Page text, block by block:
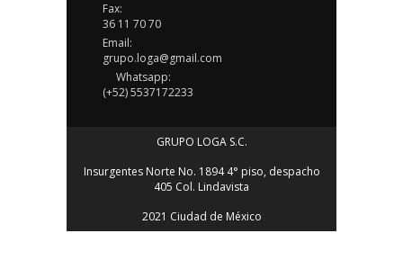
Fax:
36 11 70 70
Email:
grupo.loga@gmail.com
Whatsapp:
(+52) 5537172233
GRUPO LOGA S.C.
Insurgentes Norte No. 1894 4° piso, despacho
405 Col. Lindavista
2021 Ciudad de México